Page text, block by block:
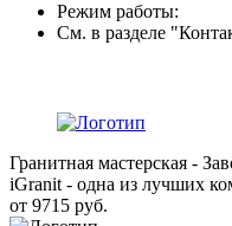
Режим работы:
См. в разделе
Гранитная мастерская -
iGranit - одна из лучших
от 9715 руб.